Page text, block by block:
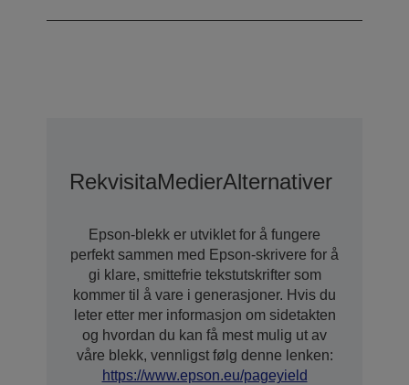
RekvisitaMedierAlternativer
Epson-blekk er utviklet for å fungere
perfekt sammen med Epson-skrivere for å
gi klare, smittefrie tekstutskrifter som
kommer til å vare i generasjoner. Hvis du
leter etter mer informasjon om sidetakten
og hvordan du kan få mest mulig ut av
våre blekk, vennligst følg denne lenken:
https://www.epson.eu/pageyield